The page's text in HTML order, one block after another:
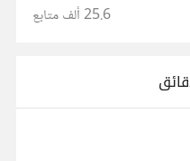
25.6 ألف متابع